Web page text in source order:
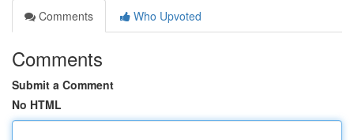
Comments
Who Upvoted
Comments
Submit a Comment
No HTML